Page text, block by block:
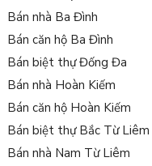
Bán nhà Ba Đình
Bán căn hộ Ba Đình
Bán biệt thự Đống Đa
Bán nhà Hoàn Kiếm
Bán căn hộ Hoàn Kiếm
Bán biệt thự Bắc Từ Liêm
Bán nhà Nam Từ Liêm